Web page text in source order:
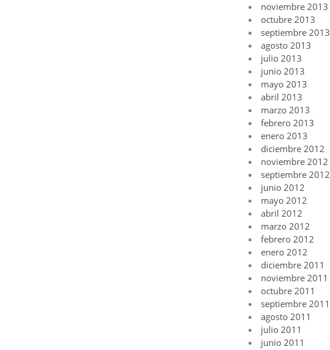
noviembre 2013
octubre 2013
septiembre 2013
agosto 2013
julio 2013
junio 2013
mayo 2013
abril 2013
marzo 2013
febrero 2013
enero 2013
diciembre 2012
noviembre 2012
septiembre 2012
junio 2012
mayo 2012
abril 2012
marzo 2012
febrero 2012
enero 2012
diciembre 2011
noviembre 2011
octubre 2011
septiembre 2011
agosto 2011
julio 2011
junio 2011